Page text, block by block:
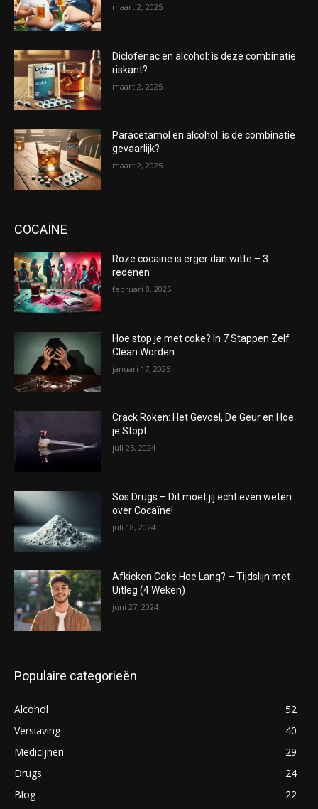
maart 2, 2025
Diclofenac en alcohol: is deze combinatie
riskant?
maart 2, 2025
Paracetamol en alcohol: is de combinatie
gevaarlijk?
maart 2, 2025
COCAÏNE
Roze cocaine is erger dan witte – 3
redenen
februari 8, 2025
Hoe stop je met coke? In 7 Stappen Zelf
Clean Worden
januari 17, 2025
Crack Roken: Het Gevoel, De Geur en Hoe
je Stopt
juli 25, 2024
Sos Drugs – Dit moet jij echt even weten
over Cocaïne!
juli 18, 2024
Afkicken Coke Hoe Lang? – Tijdslijn met
Uitleg (4 Weken)
juni 27, 2024
Populaire categorieën
Alcohol
52
Verslaving
40
Medicijnen
29
Drugs
24
Blog
22